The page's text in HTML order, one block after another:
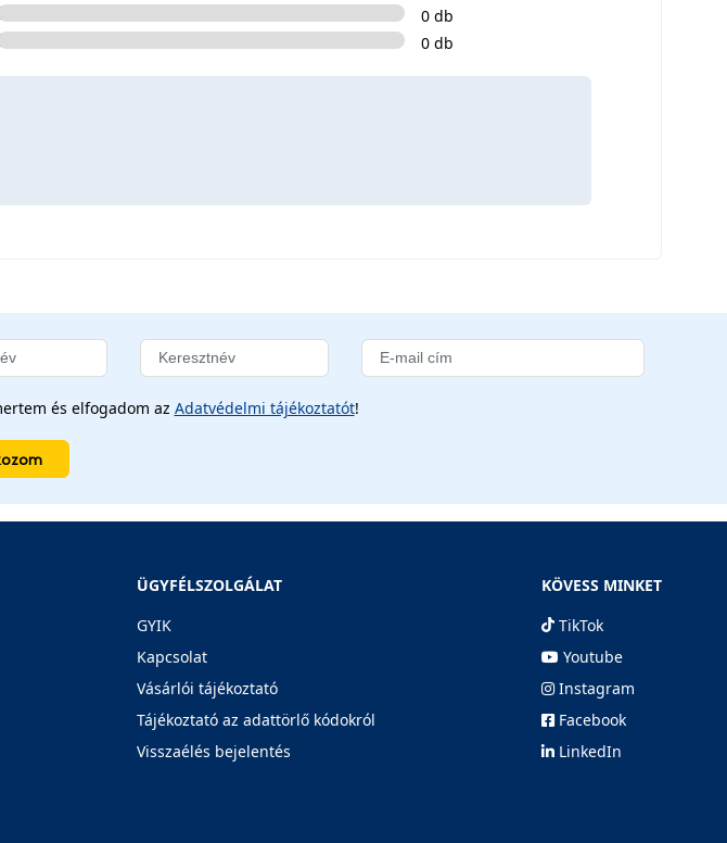
0 db
0 db
és elfogadom az Adatvédelmi tájékoztatót!
ÜGYFÉLSZOLGÁLAT
GYIK
Kapcsolat
Vásárlói tájékoztató
Tájékoztató az adattörlő kódokról
Visszaélés bejelentés
KÖVESS MINKET
TikTok
Youtube
Instagram
Facebook
LinkedIn